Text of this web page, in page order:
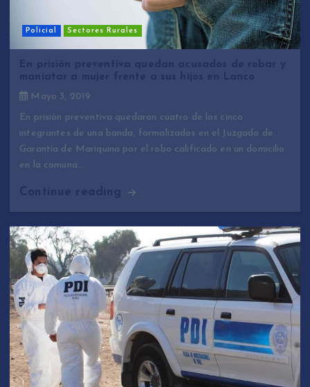
Policial Sectores Rurales
En prisión preventiva quedan acusados de robar y
maniatar a mujer frente a sus hijos en Lanco
Mayo 3, 2019
En prisión preventiva quedaron cuatro de los cinco
integrantes de una banda, formalizados en el Juzgado de
Garantía de Mariquina por el robo calificado en un domicilio
en la comuna…
Continue reading